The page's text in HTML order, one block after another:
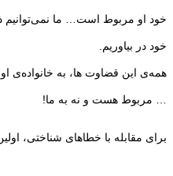
خود او مربوط است… ما نمی‌توانیم
خود در بیاوریم.
همه‌ی این قضاوت ها، به خانواده‌ی
… مربوط هست و نه به ما!
برای مقابله با خطاهای شناختی،